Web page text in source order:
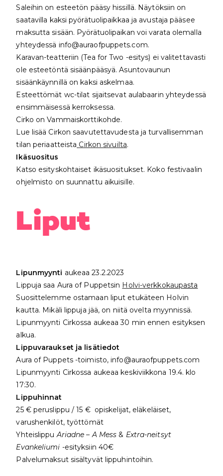
Saleihin on esteetön pääsy hissillä. Näytöksiin on
saatavilla kaksi pyörätuolipaikkaa ja avustaja pääsee
maksutta sisään. Pyörätuolipaikan voi varata olemalla
yhteydessä info@auraofpuppets.com.
Karavan-teatteriin (Tea for Two -esitys) ei valitettavasti
ole esteetöntä sisäänpääsyä. Asuntovaunun
sisäänkäynnillä on kaksi askelmaa.
Esteettömät wc-tilat sijaitsevat aulabaarin yhteydessä
ensimmäisessä kerroksessa.
Cirko on Vammaiskorttikohde.
Lue lisää Cirkon saavutettavudesta ja turvallisemman
tilan periaatteista Cirkon sivuilta.
Ikäsuositus
Katso esityskohtaiset ikäsuositukset. Koko festivaalin
ohjelmisto on suunnattu aikuisille.
Liput
Lipunmyynti aukeaa 23.2.2023
Lippuja saa Aura of Puppetsin Holvi-verkkokaupasta
Suosittelemme ostamaan liput etukäteen Holvin
kautta. Mikäli lippuja jää, on niitä ovelta myynnissä.
Lipunmyynti Cirkossa aukeaa 30 min ennen esityksen
alkua.
Lippuvaraukset ja lisätiedot
Aura of Puppets -toimisto, info@auraofpuppets.com
Lipunmyynti Cirkossa aukeaa keskiviikkona 19.4. klo
17:30.
Lippuhinnat
25 € peruslippu / 15 € opiskelijat, eläkeläiset,
varushenkilöt, työttömät
YhteislippuAriadne – A Mess & Extra-neitsyt
Evankeliumi -esityksiin 40€
Palvelumaksut sisältyvät lippuhintoihin.